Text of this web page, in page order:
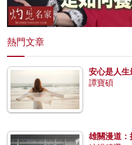
熱門文章
安心是人生
譚寶碩
雄關漫道：